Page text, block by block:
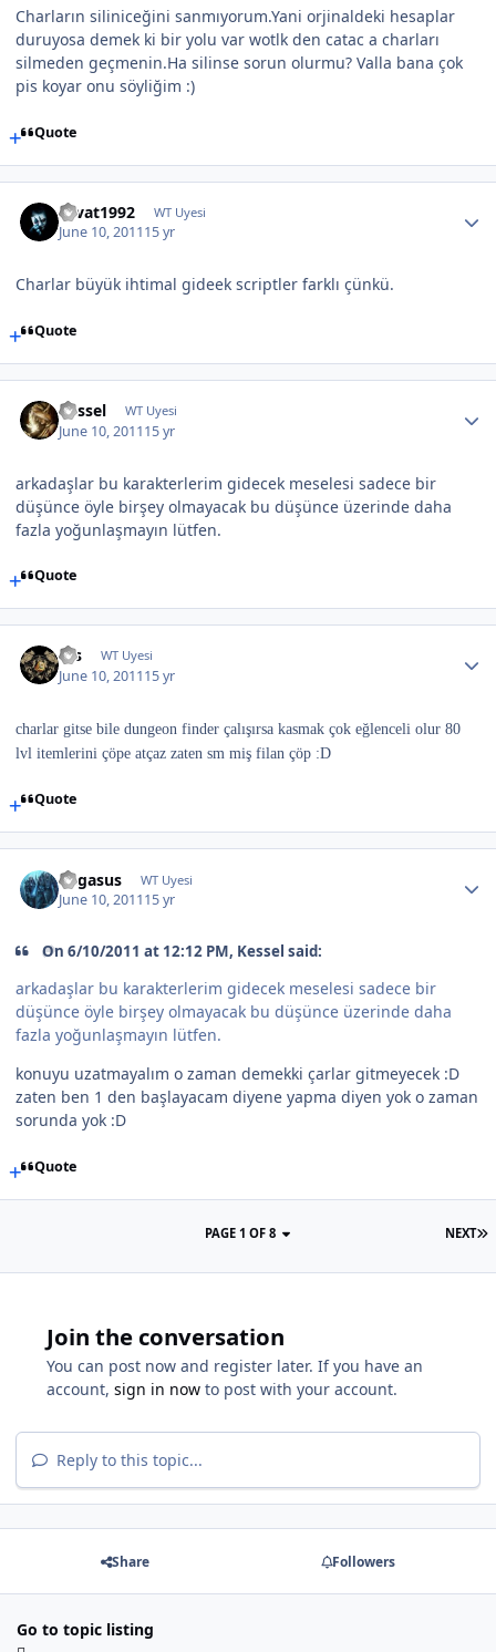
Charların siliniceğini sanmıyorum.Yani orjinaldeki hesaplar
duruyosa demek ki bir yolu var wotlk den catac a charları
silmeden geçmenin.Ha silinse sorun olurmu? Valla bana çok
pis koyar onu söyliğim :)
Quote
cevat1992 WT Uyesi
June 10, 201115 yr
Charlar büyük ihtimal gideek scriptler farklı çünkü.
Quote
Kessel WT Uyesi
June 10, 201115 yr
arkadaşlar bu karakterlerim gidecek meselesi sadece bir
düşünce öyle birşey olmayacak bu düşünce üzerinde daha
fazla yoğunlaşmayın lütfen.
Quote
Rfs WT Uyesi
June 10, 201115 yr
charlar gitse bile dungeon finder çalışırsa kasmak çok eğlenceli olur 80
lvl itemlerini çöpe atçaz zaten sm miş filan çöp :D
Quote
Pegasus WT Uyesi
June 10, 201115 yr
On 6/10/2011 at 12:12 PM, Kessel said:
arkadaşlar bu karakterlerim gidecek meselesi sadece bir
düşünce öyle birşey olmayacak bu düşünce üzerinde daha
fazla yoğunlaşmayın lütfen.
konuyu uzatmayalım o zaman demekki çarlar gitmeyecek :D
zaten ben 1 den başlayacam diyene yapma diyen yok o zaman
sorunda yok :D
Quote
NEXT
PAGE 1 OF 8
Join the conversation
You can post now and register later. If you have an
account, sign in now to post with your account.
Reply to this topic...
Share Followers
Go to topic listing